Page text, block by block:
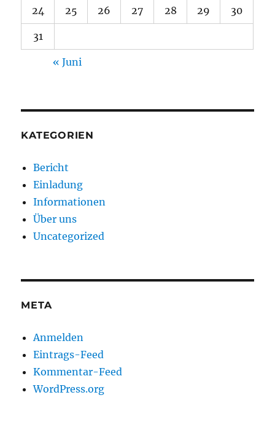
24 25 26 27 28 29 30
31
« Juni
KATEGORIEN
Bericht
Einladung
Informationen
Über uns
Uncategorized
META
Anmelden
Eintrags-Feed
Kommentar-Feed
WordPress.org